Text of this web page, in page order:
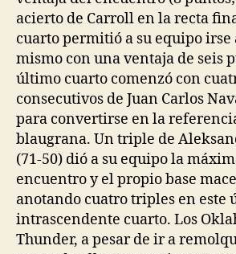
acierto de Carroll en la recta
cuarto permitió a su equipo
mismo con una ventaja de seis
último cuarto comenzó con
consecutivos de Juan Carlos
para convertirse en la
blaugrana. Un triple de
(71-50) dió a su equipo la
encuentro y el propio base
anotando cuatro triples en este
intrascendente cuarto. Los
Thunder, a pesar de ir a